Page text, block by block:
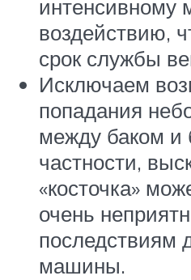
интенсивному
воздействию,
срок службы
Исключаем
попадания
между баком и
частности,
«косточка»
очень
последствиям
машины.